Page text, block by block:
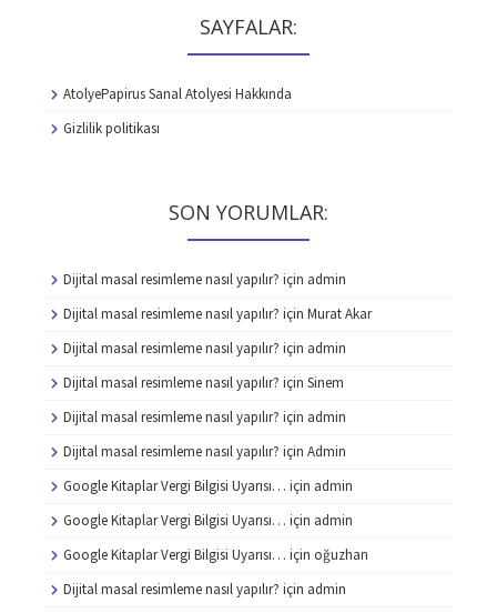
SAYFALAR:
AtolyePapirus Sanal Atolyesi Hakkında
Gizlilik politikası
SON YORUMLAR:
Dijital masal resimleme nasıl yapılır? için admin
Dijital masal resimleme nasıl yapılır? için Murat Akar
Dijital masal resimleme nasıl yapılır? için admin
Dijital masal resimleme nasıl yapılır? için Sinem
Dijital masal resimleme nasıl yapılır? için admin
Dijital masal resimleme nasıl yapılır? için Admin
Google Kitaplar Vergi Bilgisi Uyarısı… için admin
Google Kitaplar Vergi Bilgisi Uyarısı… için admin
Google Kitaplar Vergi Bilgisi Uyarısı… için oğuzhan
Dijital masal resimleme nasıl yapılır? için admin